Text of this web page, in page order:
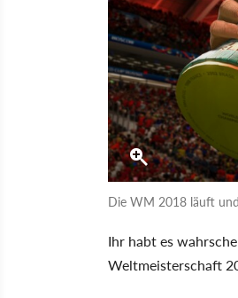
Die WM 2018 läuft
Ihr habt es
Weltmeisterschaft